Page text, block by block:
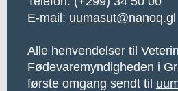
E-mail: uumasut@nanoq.gl
Alle henvendelser til
Fødevaremyndigheden i
første omgang sendt til